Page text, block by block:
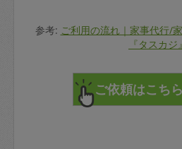
参考: ご利用の流れ｜家事代行/
『タスカジ』